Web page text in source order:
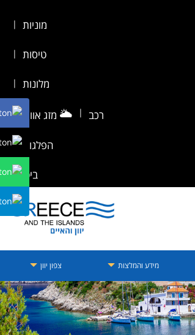
מוניות |
טיסות |
מלונות |
רכב |
🌥️ מזג אוויר |
הפלגות |
ביטוח
מידע והמלצות צפון יוון